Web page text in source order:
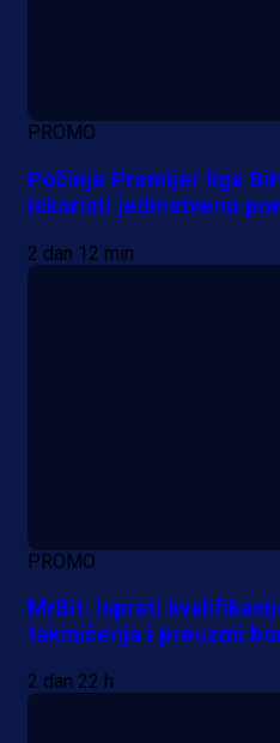
PROMO
Počinje Premijer liga
iskoristi jedinstvenu
2 dan 12 min
PROMO
MrBit: Isprati
takmičenja i preuzmi
2 dan 22 h